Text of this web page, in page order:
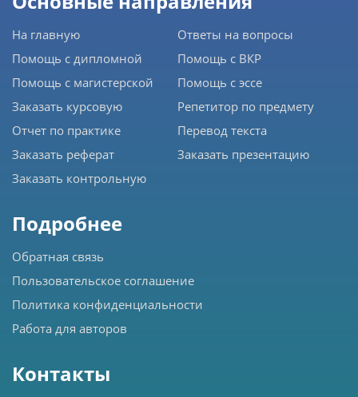
На главную
Помощь с дипломной
Помощь с магистерской
Заказать курсовую
Отчет по практике
Заказать реферат
Заказать контрольную
Ответы на вопросы
Помощь с ВКР
Помощь с эссе
Репетитор по предмету
Перевод текста
Заказать презентацию
Подробнее
Обратная связь
Пользовательское соглашение
Политика конфиденциальности
Работа для авторов
Контакты